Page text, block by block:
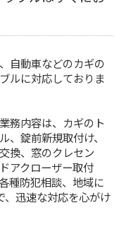
自動車などのカギの
ルに対応しておりま
務内容は、カギのト
、錠前新規取付け、
換、窓のクレセン
アクローザー取付
種防犯相談、地域に
、迅速な対応を心がけ